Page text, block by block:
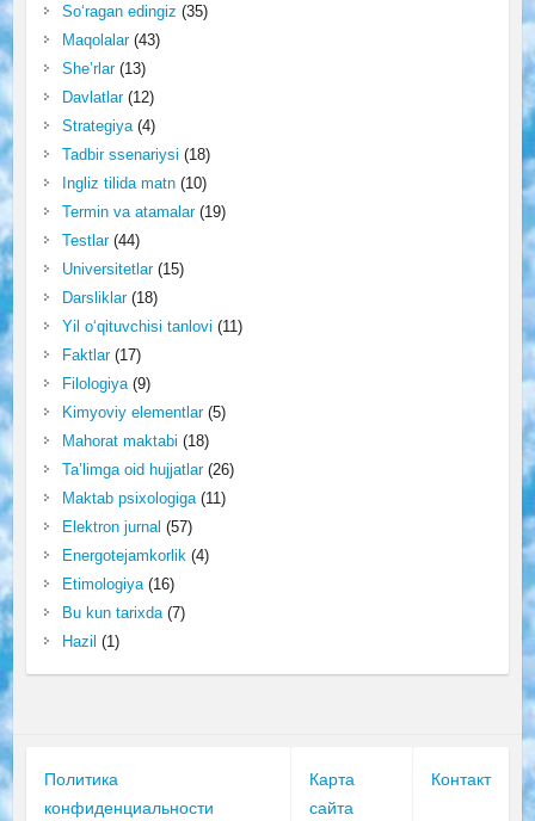
So‘ragan edingiz (35)
Maqolalar(43)
She’rlar(13)
Davlatlar(12)
Strategiya(4)
Tadbir ssenariysi (18)
Ingliz tilida matn(10)
Termin va atamalar(19)
Testlar(44)
Universitetlar(15)
Darsliklar(18)
Yil o‘qituvchisi tanlovi (11)
Faktlar(17)
Filologiya(9)
Kimyoviy elementlar(5)
Mahorat maktabi (18)
Ta’limga oid hujjatlar(26)
Maktab psixologiga(11)
Elektron jurnal (57)
Energotejamkorlik (4)
Etimologiya(16)
Bu kun tarixda(7)
Hazil (1)
Политика
конфиденциальности
Карта
сайта
Контакт